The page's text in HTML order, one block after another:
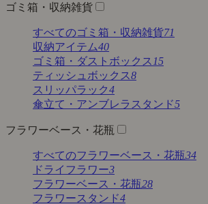
ゴミ箱・収納雑貨
すべてのゴミ箱・収納雑貨71
収納アイテム40
ゴミ箱・ダストボックス 15
ティッシュボックス8
スリッパラック4
傘立て・アンブレラスタンド5
フラワーベース・花瓶
すべてのフラワーベース・花瓶34
ドライフラワー3
フラワーベース・花瓶28
フラワースタンド4